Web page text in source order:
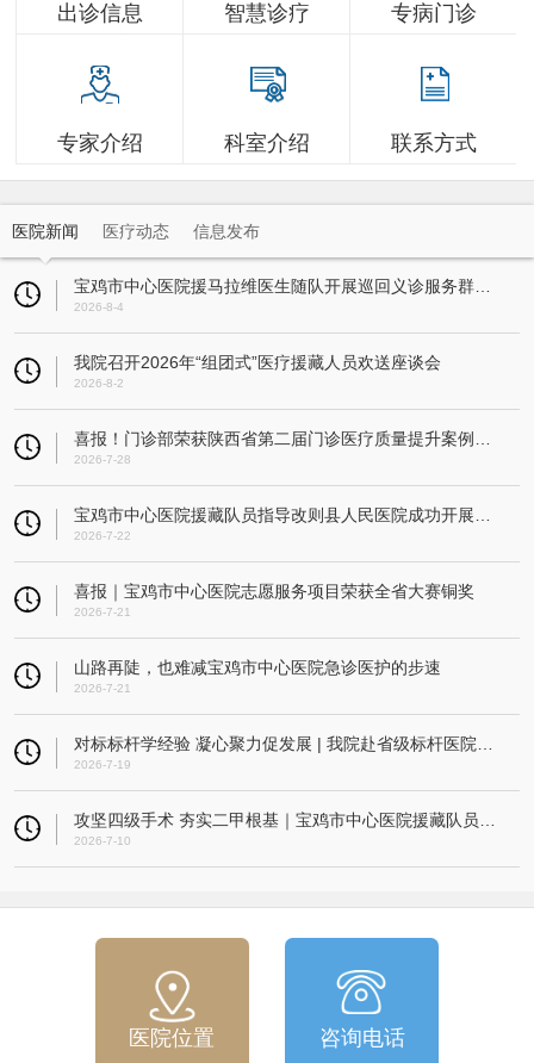
出诊信息 智慧诊疗 专病门诊
专家介绍 科室介绍 联系方式
医院新闻 医疗动态 信息发布
2026-8-4
我院召开2026年“组团式”医疗援藏人员欢送座谈会
2026-8-2
2026-7-28
2026-7-22
喜报｜宝鸡市中心医院志愿服务项目荣获全省大赛铜奖
2026-7-21
山路再陡，也难减宝鸡市中心医院急诊医护的步速
2026-7-21
2026-7-19
2026-7-10
医院位置 咨询电话